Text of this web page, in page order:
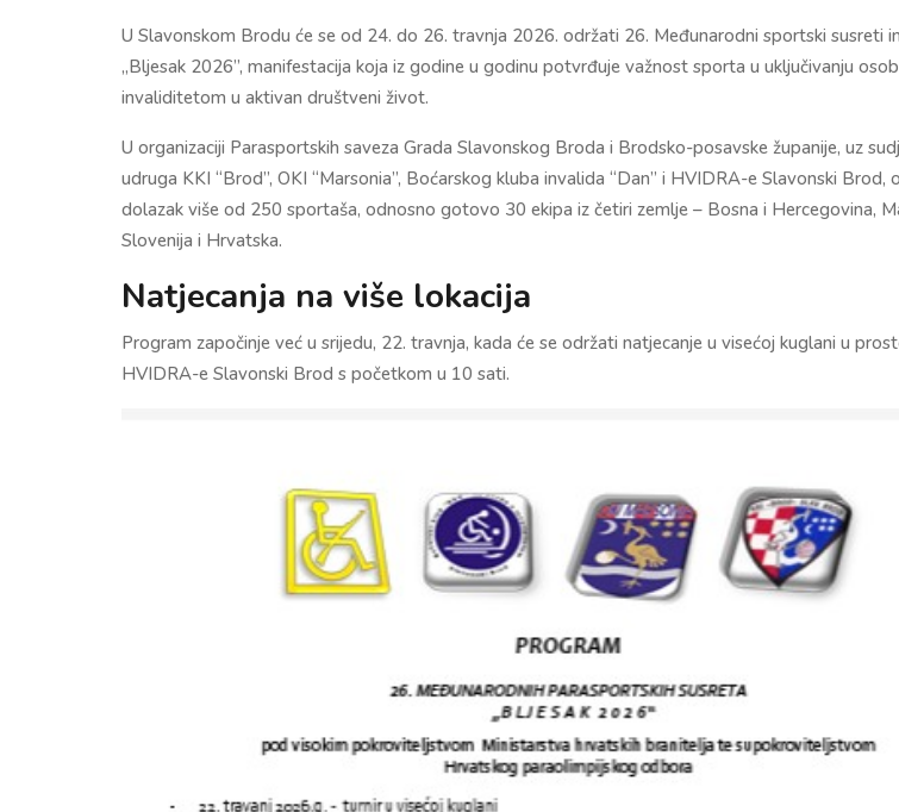
U Slavonskom Brodu će se od 24. do 26. travnja 2026. održati 26. Međunarodni sportski susreti
„Bljesak 2026”, manifestacija koja iz godine u godinu potvrđuje važnost sporta u uključivanju
invaliditetom u aktivan društveni život.
U organizaciji Parasportskih saveza Grada Slavonskog Broda i Brodsko-posavske županije, uz
udruga KKI “Brod”, OKI “Marsonia”, Boćarskog kluba invalida “Dan” i HVIDRA-e Slavonski Brod,
dolazak više od 250 sportaša, odnosno gotovo 30 ekipa iz četiri zemlje – Bosna i Hercegovina,
Slovenija i Hrvatska.
Natjecanja na više lokacija
Program započinje već u srijedu, 22. travnja, kada će se održati natjecanje u visećoj kuglani u
HVIDRA-e Slavonski Brod s početkom u 10 sati.